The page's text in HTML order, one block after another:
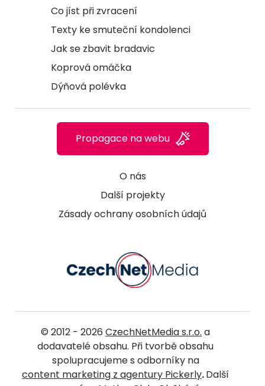
Co jíst při zvracení
Texty ke smuteční kondolenci
Jak se zbavit bradavic
Koprová omáčka
Dýňová polévka
O nás
Další projekty
Zásady ochrany osobních údajů
Propagace na webu
© 2012 - 2026 CzechNetMedia s.r.o. a
dodavatelé obsahu. Při tvorbě obsahu
spolupracujeme s odborníky na
content marketing z agentury Pickerly.Další